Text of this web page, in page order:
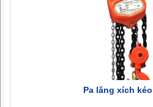
Pa lăng xích